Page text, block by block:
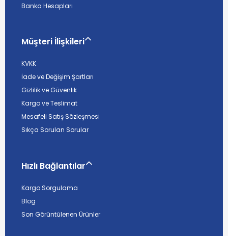
Banka Hesapları
Müşteri İlişkileri
KVKK
İade ve Değişim Şartları
Gizlilik ve Güvenlik
Kargo ve Teslimat
Mesafeli Satış Sözleşmesi
Sıkça Sorulan Sorular
Hızlı Bağlantılar
Kargo Sorgulama
Blog
Son Görüntülenen Ürünler